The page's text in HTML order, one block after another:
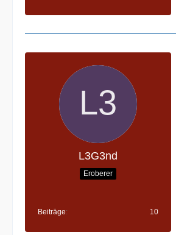
L3G3nd
Eroberer
Beiträge 10